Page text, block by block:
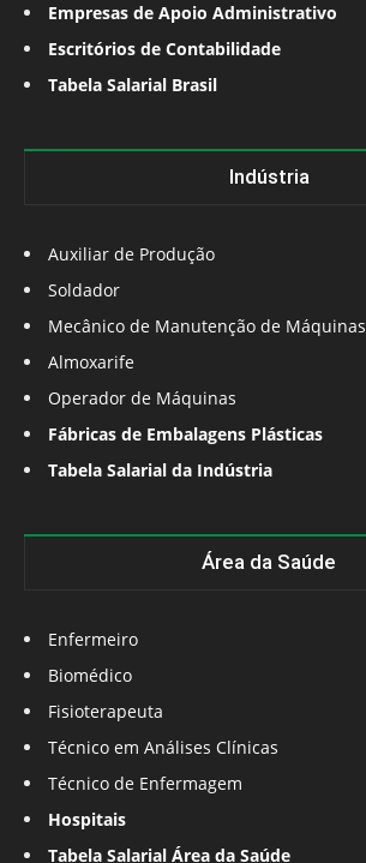
Empresas de Apoio Administrativo
Escritórios de Contabilidade
Tabela Salarial Brasil
Indústria
Auxiliar de Produção
Soldador
Mecânico de Manutenção de Máquinas
Almoxarife
Operador de Máquinas
Fábricas de Embalagens Plásticas
Tabela Salarial da Indústria
Área da Saúde
Enfermeiro
Biomédico
Fisioterapeuta
Técnico em Análises Clínicas
Técnico de Enfermagem
Hospitais
Tabela Salarial Área da Saúde